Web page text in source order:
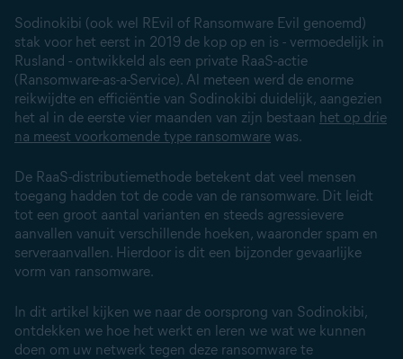
Sodinokibi (ook wel REvil of Ransomware Evil genoemd)
stak voor het eerst in 2019 de kop op en is - vermoedelijk in
Rusland - ontwikkeld als een private RaaS-actie
(Ransomware-as-a-Service). Al meteen werd de enorme
reikwijdte en efficiëntie van Sodinokibi duidelijk, aangezien
het al in de eerste vier maanden van zijn bestaan het op drie
na meest voorkomende type ransomware was.
De RaaS-distributiemethode betekent dat veel mensen
toegang hadden tot de code van de ransomware. Dit leidt
tot een groot aantal varianten en steeds agressievere
aanvallen vanuit verschillende hoeken, waaronder spam en
serveraanvallen. Hierdoor is dit een bijzonder gevaarlijke
vorm van ransomware.
In dit artikel kijken we naar de oorsprong van Sodinokibi,
ontdekken we hoe het werkt en leren we wat we kunnen
doen om uw netwerk tegen deze ransomware te